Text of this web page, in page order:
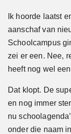
Ik hoorde laatst
aanschaf van
Schoolcampus
zei er een. Nee,
heeft nog wel
Dat klopt. De
en nog immer
nu
onder die naam